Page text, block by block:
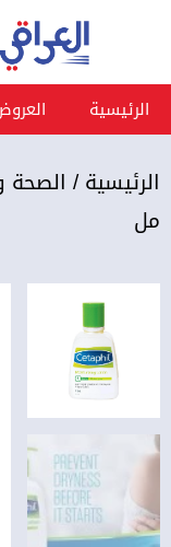
الرئيسية
الرئيسية/ الصحة
مل